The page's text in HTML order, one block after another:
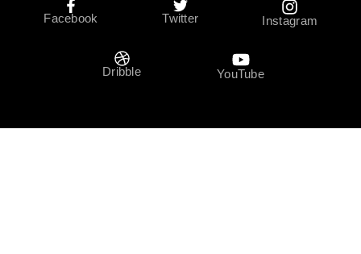
Facebook Twitter Instagram
Dribble YouTube